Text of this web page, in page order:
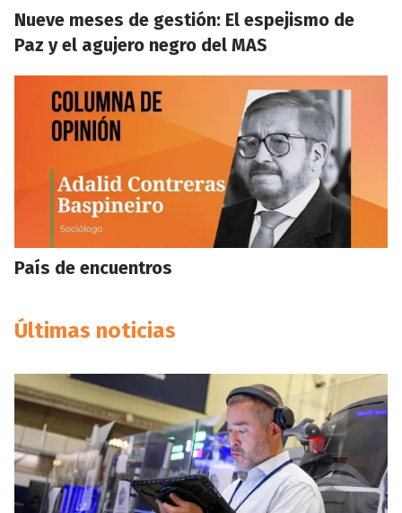
Nueve meses de gestión: El espejismo de
Paz y el agujero negro del MAS
País de encuentros
Últimas noticias